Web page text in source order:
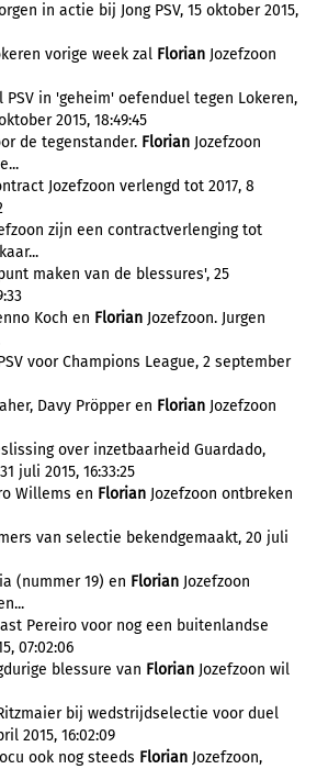
in actie bij Jong PSV, 15 oktober 2015,
vorige week zal Florian Jozefzoon
PSV in 'geheim' oefenduel tegen Lokeren,
2015, 18:49:45
de tegenstander. Florian Jozefzoon
Jozefzoon verlengd tot 2017, 8
zijn een contractverlenging tot
maken van de blessures', 25
Koch en Florian Jozefzoon. Jurgen
voor Champions League, 2 september
Davy Pröpper en Florian Jozefzoon
over inzetbaarheid Guardado,
juli 2015, 16:33:25
Willems en Florian Jozefzoon ontbreken
van selectie bekendgemaakt, 20 juli
(nummer 19) en Florian Jozefzoon
Pereiro voor nog een buitenlandse
07:02:06
blessure van Florian Jozefzoon wil
bij wedstrijdselectie voor duel
2015, 16:02:09
ook nog steeds Florian Jozefzoon,